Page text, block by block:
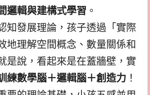
邏輯與建構式學習 。
知發展理論，孩子透過「實際
地理解空間概念、數量關係和
是說，看起來是在蓋牆壁，實
練數學腦＋邏輯腦＋創造力 ！